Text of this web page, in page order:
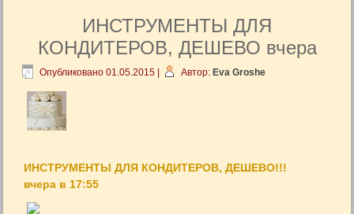
ИНСТРУМЕНТЫ ДЛЯ
КОНДИТЕРОВ, ДЕШЕВО вчера
Опубликовано 01.05.2015 Автор: Eva Groshe
ИНСТРУМЕНТЫ ДЛЯ КОНДИТЕРОВ, ДЕШЕВО!!!
вчера в 17:55